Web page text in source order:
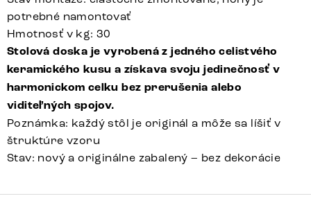
potrebné namontovať
Hmotnosť v kg: 30
Stolová doska je vyrobená z jedného celistvého
keramického kusu a získava svoju jedinečnosť v
harmonickom celku bez prerušenia alebo
viditeľných spojov.
Poznámka: každý stôl je originál a môže sa líšiť v
štruktúre vzoru
Stav: nový a originálne zabalený – bez dekorácie